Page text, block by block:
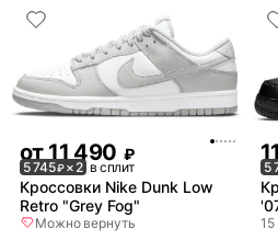
от 11 490 ₽
5 745₽× 2 в сплит
Кроссовки Nike Dunk Low
Retro "Grey Fog"
Можно вернуть
5
15